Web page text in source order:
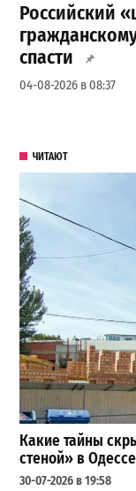
Российский
спасти
04-08-2026 в 08:37
ЧИТАЮТ
Какие тайны
стеной» в Одессе
30-07-2026 в 19:58